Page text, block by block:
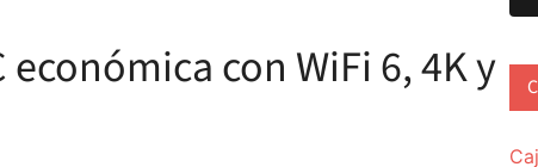
económica con WiFi 6, 4K y